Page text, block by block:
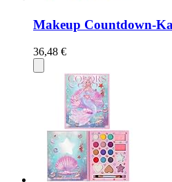
Makeup Countdown-
36,48 €